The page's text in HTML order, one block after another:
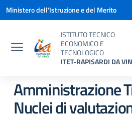
Vai ai contenuti
Vai al menu di navigazione
Vai al footer
Ministero dell'Istruzione e del Merito
ISTITUTO TECNICO
ECONOMICO E
TECNOLOGICO
ITET-RAPISARDI DA
Amministrazione
Nuclei di